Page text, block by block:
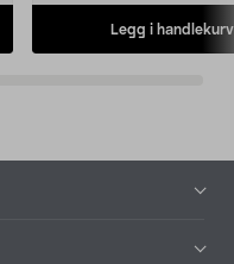
Legg i handlekurv